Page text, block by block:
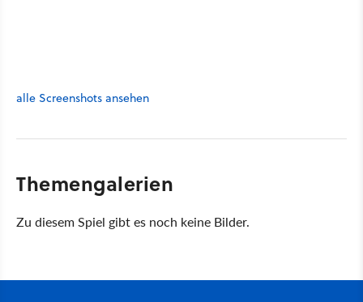
alle Screenshots ansehen
Themengalerien
Zu diesem Spiel gibt es noch keine Bilder.